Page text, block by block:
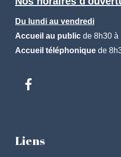
Du lundi au vendredi
Accueil au public de 8h30 à
Accueil téléphonique de
Liens